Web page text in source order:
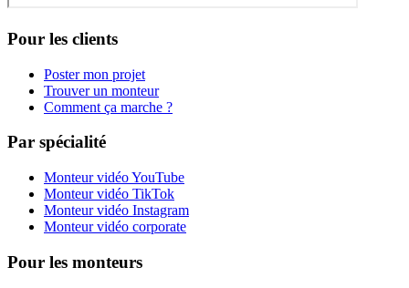
Pour les clients
Poster mon projet
Trouver un monteur
Comment ça marche ?
Par spécialité
Monteur vidéo YouTube
Monteur vidéo TikTok
Monteur vidéo Instagram
Monteur vidéo corporate
Pour les monteurs